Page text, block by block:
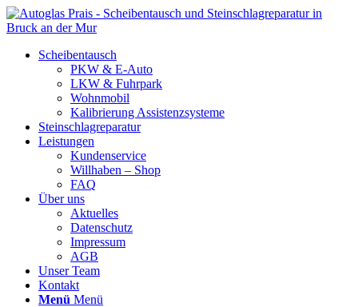
Scheibentausch
PKW & E-Auto
LKW & Fuhrpark
Wohnmobil
Kalibrierung Assistenzsysteme
Steinschlagreparatur
Leistungen
Kundenservice
Willhaben – Shop
FAQ
Über uns
Aktuelles
Datenschutz
Impressum
AGB
Unser Team
Kontakt
Menü Menü